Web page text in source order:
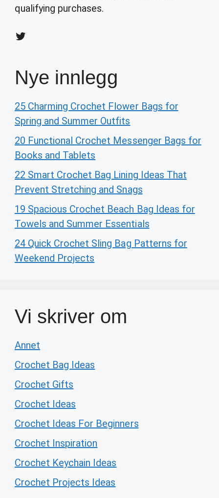
qualifying purchases.
Twitter
Nye innlegg
25 Charming Crochet Flower Bags for
Spring and Summer Outfits
20 Functional Crochet Messenger Bags for
Books and Tablets
22 Smart Crochet Bag Lining Ideas That
Prevent Stretching and Snags
19 Spacious Crochet Beach Bag Ideas for
Towels and Summer Essentials
24 Quick Crochet Sling Bag Patterns for
Weekend Projects
Vi skriver om
Annet
Crochet Bag Ideas
Crochet Gifts
Crochet Ideas
Crochet Ideas For Beginners
Crochet Inspiration
Crochet Keychain Ideas
Crochet Projects Ideas